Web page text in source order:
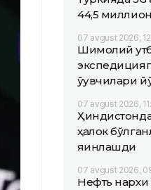
44,5
07 avgust 2026,
Шимолий
ўқувчилари
07 avgust 2026,
ҳалок
яқинлашди
07 avgust 2026,
Нефть нархи